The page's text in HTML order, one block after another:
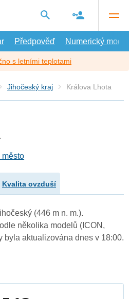
Předpověď Numerický model
s letními teplotami
Jihočeský kraj Králova Lhota
město
Kvalita ovzduší
(446 m n. m.).
několika modelů (ICON,
byla aktualizována dnes v 18:00.